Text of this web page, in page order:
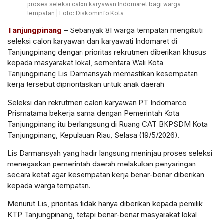
proses seleksi calon karyawan Indomaret bagi warga
tempatan | Foto: Diskominfo Kota
Tanjungpinang – Sebanyak 81 warga tempatan mengikuti
seleksi calon karyawan dan karyawati Indomaret di
Tanjungpinang dengan prioritas rekrutmen diberikan khusus
kepada masyarakat lokal, sementara Wali Kota
Tanjungpinang Lis Darmansyah memastikan kesempatan
kerja tersebut diprioritaskan untuk anak daerah.
Seleksi dan rekrutmen calon karyawan PT Indomarco
Prismatama bekerja sama dengan Pemerintah Kota
Tanjungpinang itu berlangsung di Ruang CAT BKPSDM Kota
Tanjungpinang, Kepulauan Riau, Selasa (19/5/2026).
Lis Darmansyah yang hadir langsung meninjau proses seleksi
menegaskan pemerintah daerah melakukan penyaringan
secara ketat agar kesempatan kerja benar-benar diberikan
kepada warga tempatan.
Menurut Lis, prioritas tidak hanya diberikan kepada pemilik
KTP Tanjungpinang, tetapi benar-benar masyarakat lokal